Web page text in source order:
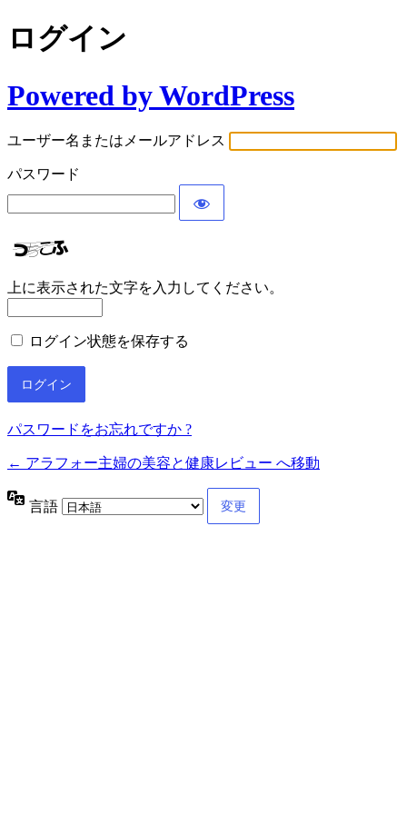
ログイン
Powered by WordPress
ユーザー名またはメールアドレス
パスワード
上に表示された文字を入力してください。
ログイン状態を保存する
パスワードをお忘れですか ?
← アラフォー主婦の美容と健康レビュー へ移動
言語